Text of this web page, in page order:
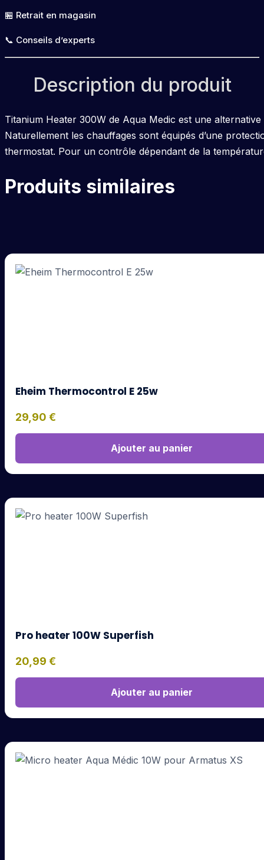
🏪 Retrait en magasin
📞 Conseils d’experts
Description du produit
Titanium Heater 300W de Aqua Medic est une
Naturellement les chauffages sont équipés d’une
thermostat. Pour un contrôle dépendant de la
Produits similaires
Eheim Thermocontrol E 25w
29,90 €
Ajouter au panier
Pro heater 100W Superfish
20,99 €
Ajouter au panier